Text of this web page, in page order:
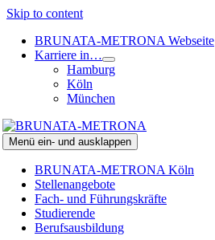
Skip to content
BRUNATA-METRONA Webseite
Karriere in…
Hamburg
Köln
München
Menü ein- und ausklappen
BRUNATA-METRONA Köln
Stellenangebote
Fach- und Führungskräfte
Studierende
Berufsausbildung